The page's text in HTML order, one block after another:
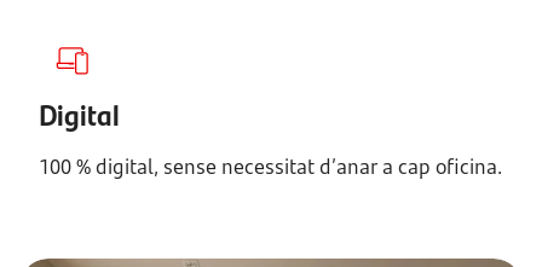
Digital
100 % digital, sense necessitat d’anar a cap oficina.